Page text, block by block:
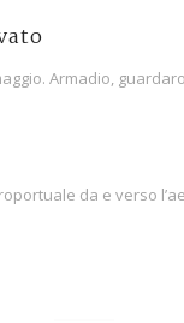
Armadio,
da e verso